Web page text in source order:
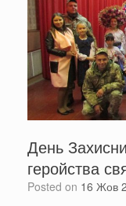
День
геройства
Posted on 16 Жов